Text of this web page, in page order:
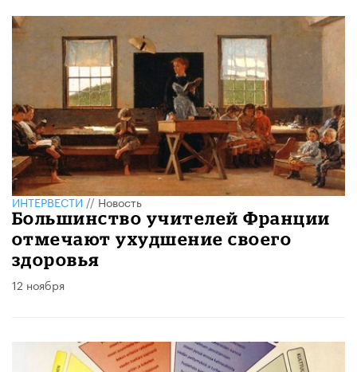
ИНТЕРВЕСТИ//Новость
Большинство учителей Франции
отмечают ухудшение своего
здоровья
12 ноября